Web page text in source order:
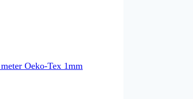
Oeko-Tex 1mm